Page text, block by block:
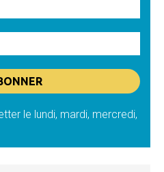
le lundi, mardi, mercredi,